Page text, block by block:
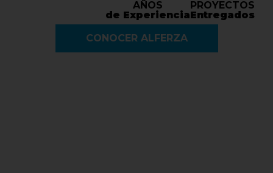
PROYECTOS
Entregados
AÑOS
de Experiencia
CONOCER ALFERZA